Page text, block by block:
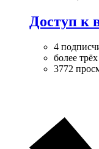
Доступ к
4
более
3772